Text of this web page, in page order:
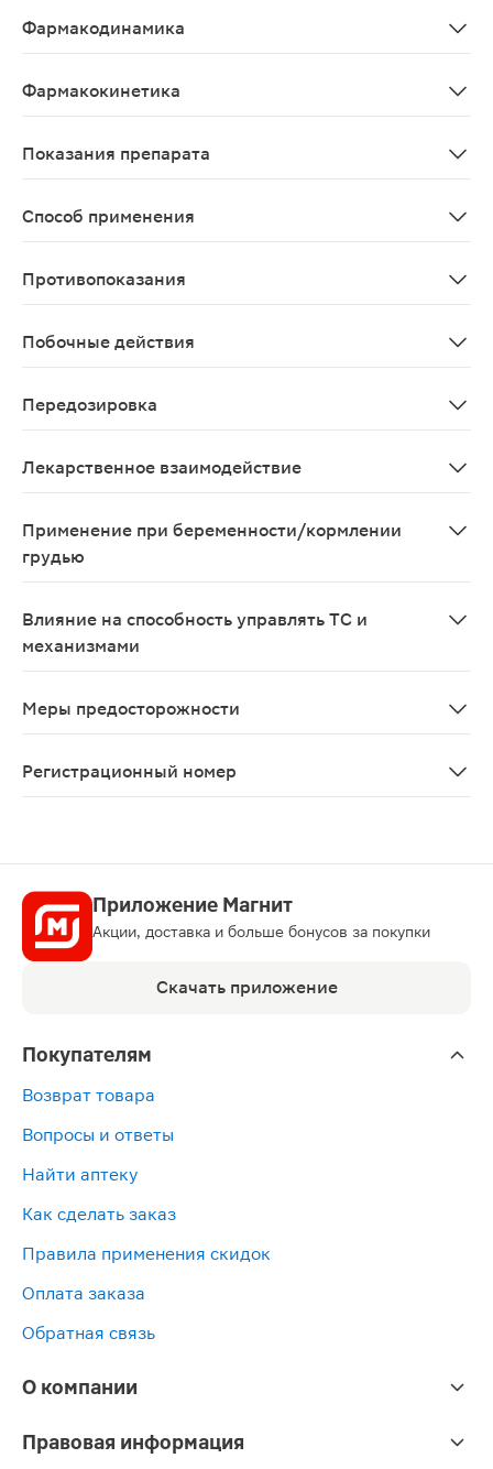
Фармакодинамика
Фармакокинетика
Показания препарата
Способ применения
Противопоказания
Побочные действия
Передозировка
Лекарственное взаимодействие
Применение при беременности/кормлении
грудью
Влияние на способность управлять ТС и
механизмами
Меры предосторожности
Регистрационный номер
Приложение Магнит
Акции, доставка и больше бонусов за покупки
Скачать приложение
Покупателям
Возврат товара
Вопросы и ответы
Найти аптеку
Как сделать заказ
Правила применения скидок
Оплата заказа
Обратная связь
О компании
Правовая информация